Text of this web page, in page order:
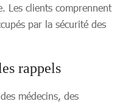
Les clients comprennent
par la sécurité des
rappels
médecins, des